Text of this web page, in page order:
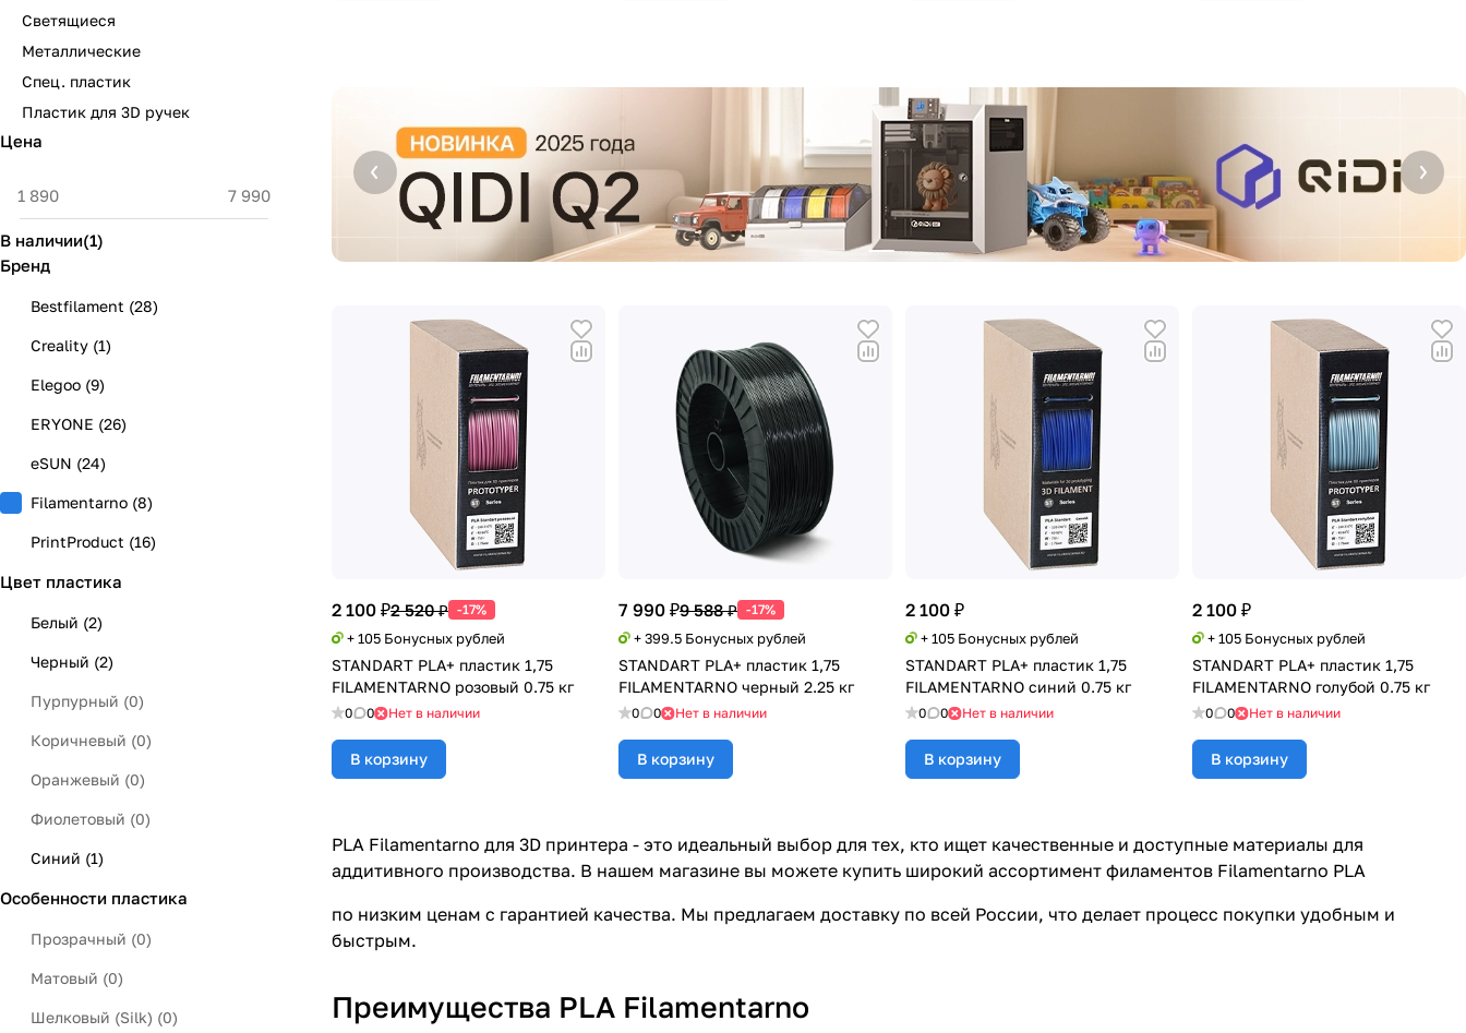
2 100 ₽2 520 ₽ -17%
+ 105 Бонусных рублей
STANDART PLA+ пластик 1,75
FILAMENTARNO розовый 0.75 кг
0 0 Нет в наличии
В корзину
7 990 ₽9 588 ₽ -17%
+ 399.5 Бонусных рублей
STANDART PLA+ пластик 1,75
FILAMENTARNO черный 2.25 кг
0 0 Нет в наличии
В корзину
2 100 ₽
+ 105 Бонусных рублей
STANDART PLA+ пластик 1,75
FILAMENTARNO синий 0.75 кг
0 0 Нет в наличии
В корзину
2 100 ₽
+ 105 Бонусных рублей
STANDART PLA+ пластик 1,75
FILAMENTARNO голубой 0.75 кг
0 0 Нет в наличии
В корзину
PLA Filamentarno для 3D принтера - это идеальный выбор для тех, кто ищет качественные и доступные материалы для
аддитивного производства. В нашем магазине вы можете купить широкий ассортимент филаментов Filamentarno PLA
по низким ценам с гарантией качества. Мы предлагаем доставку по всей России, что делает процесс покупки удобным и
быстрым.
Преимущества PLA Filamentarno
Светящиеся
Металлические
Спец. пластик
Пластик для 3D ручек
Цена
В наличии(1)
Бренд
Bestfilament (28)
Creality (1)
Elegoo (9)
ERYONE (26)
eSUN (24)
Filamentarno (8)
PrintProduct (16)
REC(22)
Sunlu( 2)
Цвет пластика
Белый (2)
Черный (2)
Пурпурный (0)
Коричневый (0)
Оранжевый (0)
Фиолетовый (0)
Синий (1)
Серый(0)
Желтый(0)
Красный (0)
Зеленый(1 )
Особенности пластика
Прозрачный (0)
Матовый (0)
Шелковый (Silk) (0)